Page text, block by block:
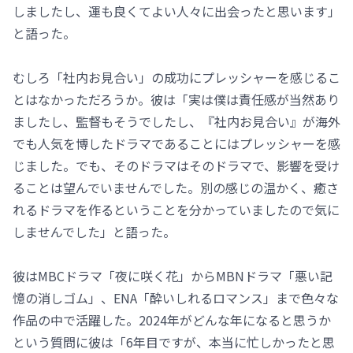
しましたし、運も良くてよい人々に出会ったと思います」
と語った。
むしろ「社内お見合い」の成功にプレッシャーを感じるこ
とはなかっただろうか。彼は「実は僕は責任感が当然あり
ましたし、監督もそうでしたし、『社内お見合い』が海外
でも人気を博したドラマであることにはプレッシャーを感
じました。でも、そのドラマはそのドラマで、影響を受け
ることは望んでいませんでした。別の感じの温かく、癒さ
れるドラマを作るということを分かっていましたので気に
しませんでした」と語った。
彼はMBCドラマ「夜に咲く花」からMBNドラマ「悪い記
憶の消しゴム」、ENA「酔いしれるロマンス」まで色々な
作品の中で活躍した。2024年がどんな年になると思うか
という質問に彼は「6年目ですが、本当に忙しかったと思